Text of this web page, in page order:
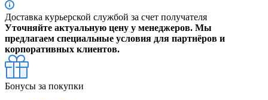
Доставка курьерской службой за счет получателя
Уточняйте актуальную цену у менеджеров. Мы
предлагаем специальные условия для партнёров и
корпоративных клиентов.
Бонусы за покупки